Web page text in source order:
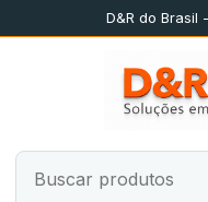
D&R do Brasil